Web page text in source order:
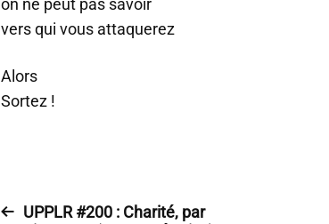
on ne peut pas savoir
vers qui vous attaquerez
Alors
Sortez !
UPPLR #200 : Charité, par